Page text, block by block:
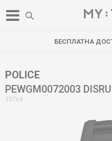
БЕСПЛАТНА
POLICE
PEWGM0072003
33768